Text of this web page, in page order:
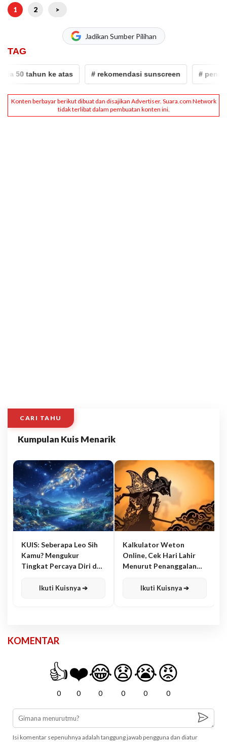
1 2 >
Jadikan Sumber Pilihan
TAG
tahun ke atas # rekomendasi sunscreen # penuaan
CARI TAHU
Kumpulan Kuis Menarik
KUIS: Seberapa Leo Sih
Kamu? Mengukur
Tingkat Percaya Diri dan
Ikuti Kuisnya ➔
Kalkulator Weton
Online, Cek Hari Lahir
Menurut Penanggalan
Ikuti Kuisnya ➔
KOMENTAR
👍
0
❤️
0
😂
0
😧
0
😭
0
😡
0
Isi komentar sepenuhnya adalah tanggung jawab pengguna dan diatur